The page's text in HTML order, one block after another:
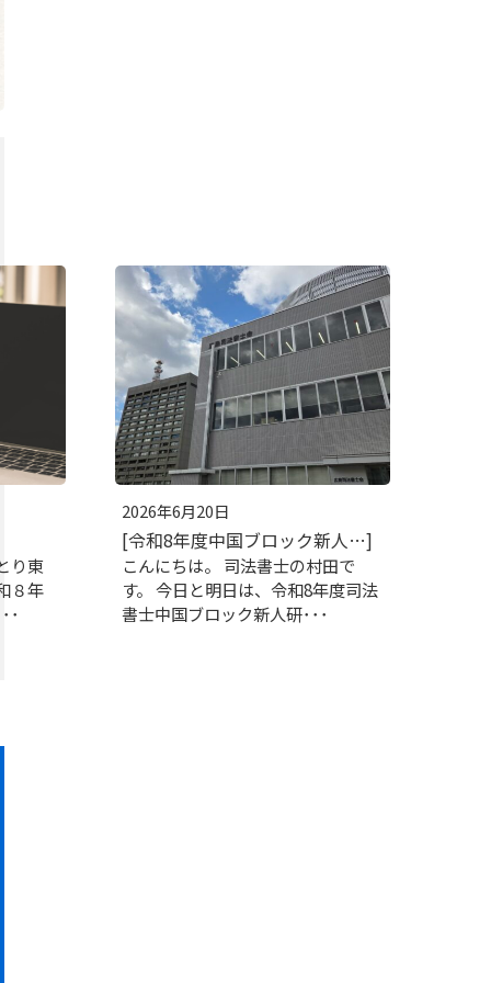
り東
８年
･
2026年6月20日
[令和8年度中国ブロック新人…]
こんにちは。 司法書士の村田で
す。 今日と明日は、令和8年度司法
書士中国ブロック新人研･･･